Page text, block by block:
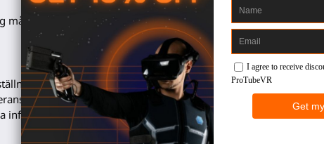
måste du vara minst 18 år gammal och ha den lagliga
måste du skapa ett kundkonto. Under denna procedur
och faktureringsadress, e-postadress). Denna information
informationen måste vara sanningsenlig.